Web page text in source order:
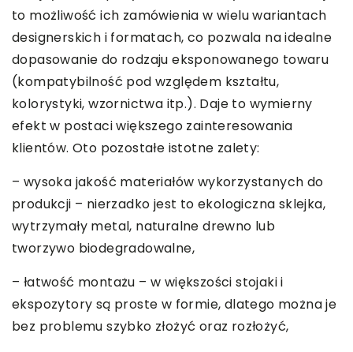
to możliwość ich zamówienia w wielu wariantach
designerskich i formatach, co pozwala na idealne
dopasowanie do rodzaju eksponowanego towaru
(kompatybilność pod względem kształtu,
kolorystyki, wzornictwa itp.). Daje to wymierny
efekt w postaci większego zainteresowania
klientów. Oto pozostałe istotne zalety:
– wysoka jakość materiałów wykorzystanych do
produkcji – nierzadko jest to ekologiczna sklejka,
wytrzymały metal, naturalne drewno lub
tworzywo biodegradowalne,
– łatwość montażu – w większości stojaki i
ekspozytory są proste w formie, dlatego można je
bez problemu szybko złożyć oraz rozłożyć,